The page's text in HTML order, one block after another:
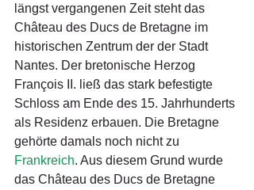
längst vergangenen Zeit steht das
Château des Ducs de Bretagne im
historischen Zentrum der der Stadt
Nantes. Der bretonische Herzog
François II. ließ das stark befestigte
Schloss am Ende des 15. Jahrhunderts
als Residenz erbauen. Die Bretagne
gehörte damals noch nicht zu
Frankreich. Aus diesem Grund wurde
das Château des Ducs de Bretagne